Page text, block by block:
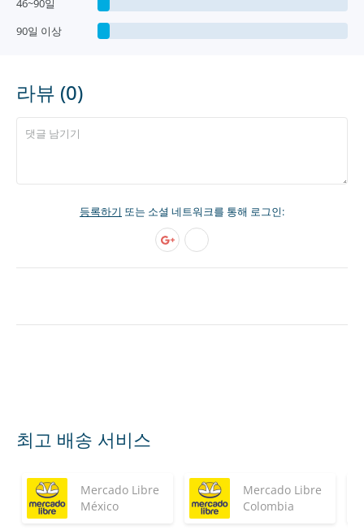
46~90일
90일 이상
라뷰 (0)
등록하기 또는 소셜 네트워크를 통해 로그인:
최고 배송 서비스
Mercado Libre
México
Mercado Libre
Colombia